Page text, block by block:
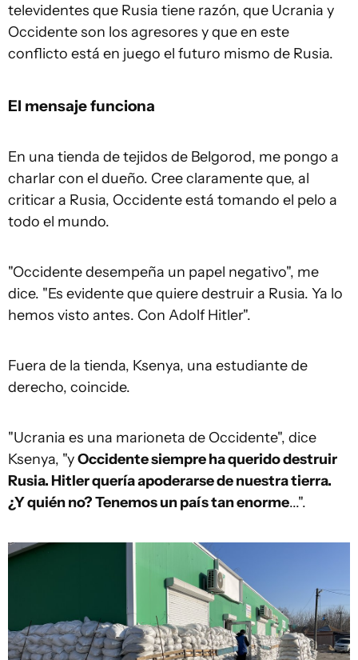
televidentes que Rusia tiene razón, que Ucrania y
Occidente son los agresores y que en este
conflicto está en juego el futuro mismo de Rusia.
El mensaje funciona
En una tienda de tejidos de Belgorod, me pongo a
charlar con el dueño. Cree claramente que, al
criticar a Rusia, Occidente está tomando el pelo a
todo el mundo.
"Occidente desempeña un papel negativo", me
dice. "Es evidente que quiere destruir a Rusia. Ya lo
hemos visto antes. Con Adolf Hitler".
Fuera de la tienda, Ksenya, una estudiante de
derecho, coincide.
"Ucrania es una marioneta de Occidente", dice
Ksenya, "yOccidente siempre ha querido destruir
Rusia. Hitler quería apoderarse de nuestra tierra.
¿Y quién no? Tenemos un país tan enorme...".